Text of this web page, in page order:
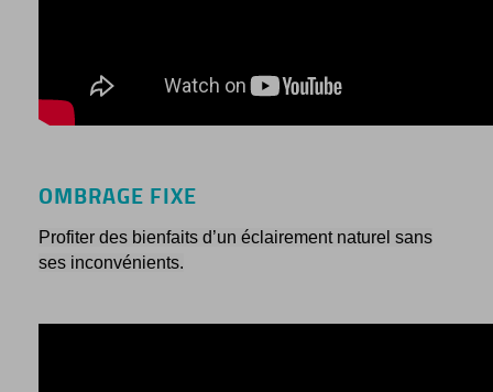
OMBRAGE FIXE
Profiter des bienfaits d’un éclairement naturel sans
ses inconvénients.